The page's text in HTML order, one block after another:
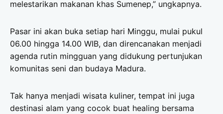
melestarikan makanan khas Sumenep,” ungkapnya.
Pasar ini akan buka setiap hari Minggu, mulai pukul
06.00 hingga 14.00 WIB, dan direncanakan menjadi
agenda rutin mingguan yang didukung pertunjukan
komunitas seni dan budaya Madura.
Tak hanya menjadi wisata kuliner, tempat ini juga
destinasi alam yang cocok buat healing bersama